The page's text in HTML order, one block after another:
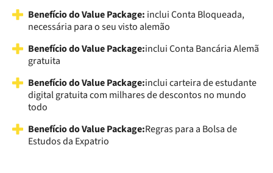
Benefício do Value Package: inclui Conta Bloqueada,
necessária para o seu visto alemão
Benefício do Value Package:inclui Conta Bancária Alemã
gratuita
Benefício do Value Package:inclui carteira de estudante
digital gratuita com milhares de descontos no mundo
todo
Benefício do Value Package:Regras para a Bolsa de
Estudos da Expatrio